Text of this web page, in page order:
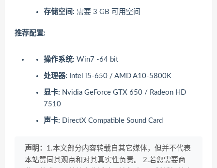
存储空间: 需要 3 GB 可用空间
推荐配置:
操作系统: Win7 -64 bit
处理器: Intel i5-650 / AMD A10-5800K
显卡: Nvidia GeForce GTX 650 / Radeon HD
7510
声卡: DirectX Compatible Sound Card
声明： 1.本文部分内容转载自其它媒体，但并不代表
本站赞同其观点和对其真实性负责。 2.若您需要商